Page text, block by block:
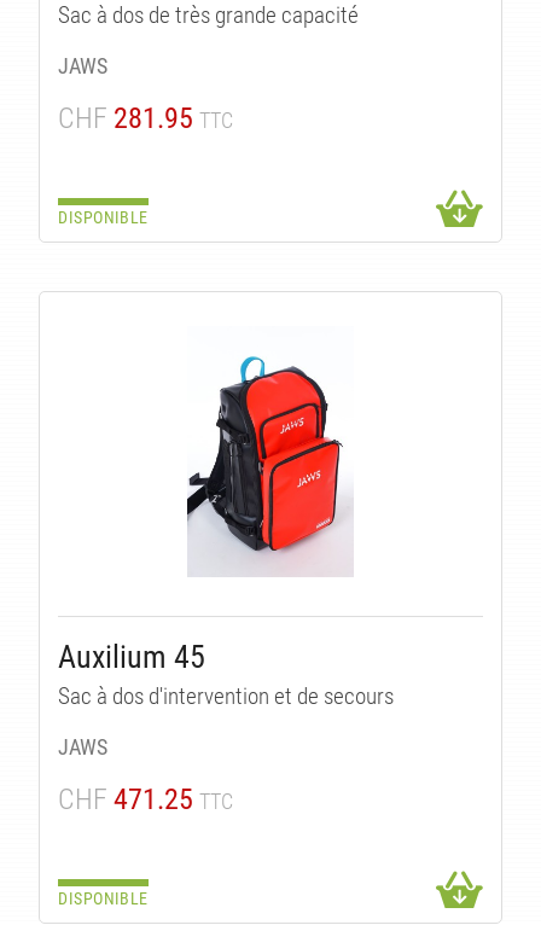
Sac à dos de très grande capacité
JAWS
CHF 281.95 TTC
DISPONIBLE
Auxilium 45
Sac à dos d'intervention et de secours
JAWS
CHF 471.25 TTC
DISPONIBLE